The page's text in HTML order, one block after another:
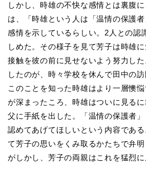
しかし、時雄の不快な感情とは裏腹
は、「時雄という人は「温情の保護
感情を示しているらしい。2人との認
しめた。その様子を見て芳子は時雄
接触を彼の前に見せないよう努力し
したのが、時々学校を休んで田中の訪
このことを知った時雄はより一層懊
が深まったころ、時雄はついに見る
父に手紙を出した。「温情の保護者
認めてあげてほしいという内容であ
て芳子の思いをくみ取るかたちで弁明
がしかし、芳子の両親はこれを猛烈に